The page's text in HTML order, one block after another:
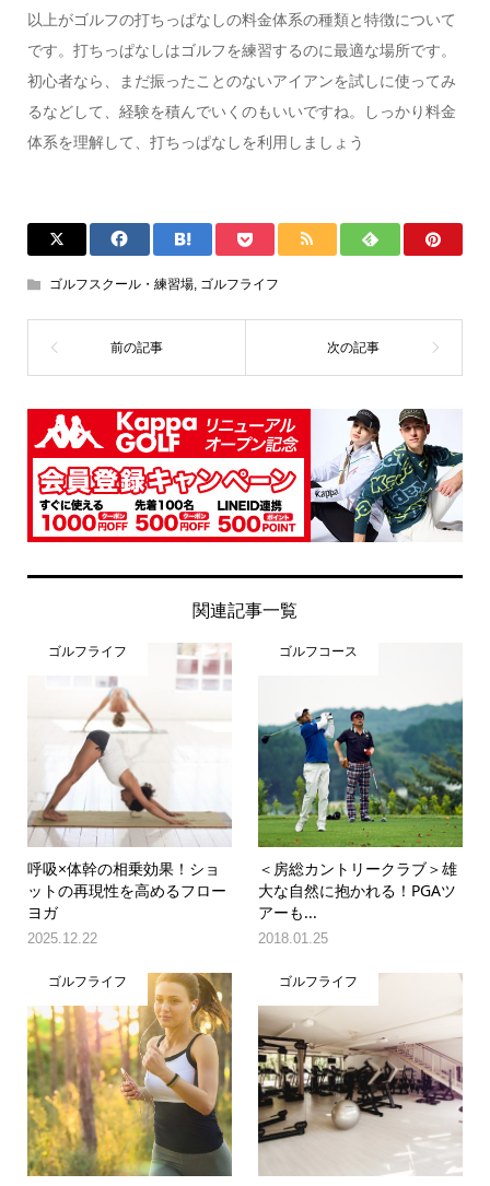
以上がゴルフの打ちっぱなしの料金体系の種類と特徴について
です。打ちっぱなしはゴルフを練習するのに最適な場所です。
初心者なら、まだ振ったことのないアイアンを試しに使ってみ
るなどして、経験を積んでいくのもいいですね。しっかり料金
体系を理解して、打ちっぱなしを利用しましょう
ゴルフスクール・練習場, ゴルフライフ
関連記事一覧
ゴルフライフ
呼吸×体幹の相乗効果！ショ
ットの再現性を高めるフロー
ヨガ
2025.12.22
ゴルフコース
＜房総カントリークラブ＞雄
大な自然に抱かれる！PGAツ
アーも...
2018.01.25
ゴルフライフ ゴルフライフ